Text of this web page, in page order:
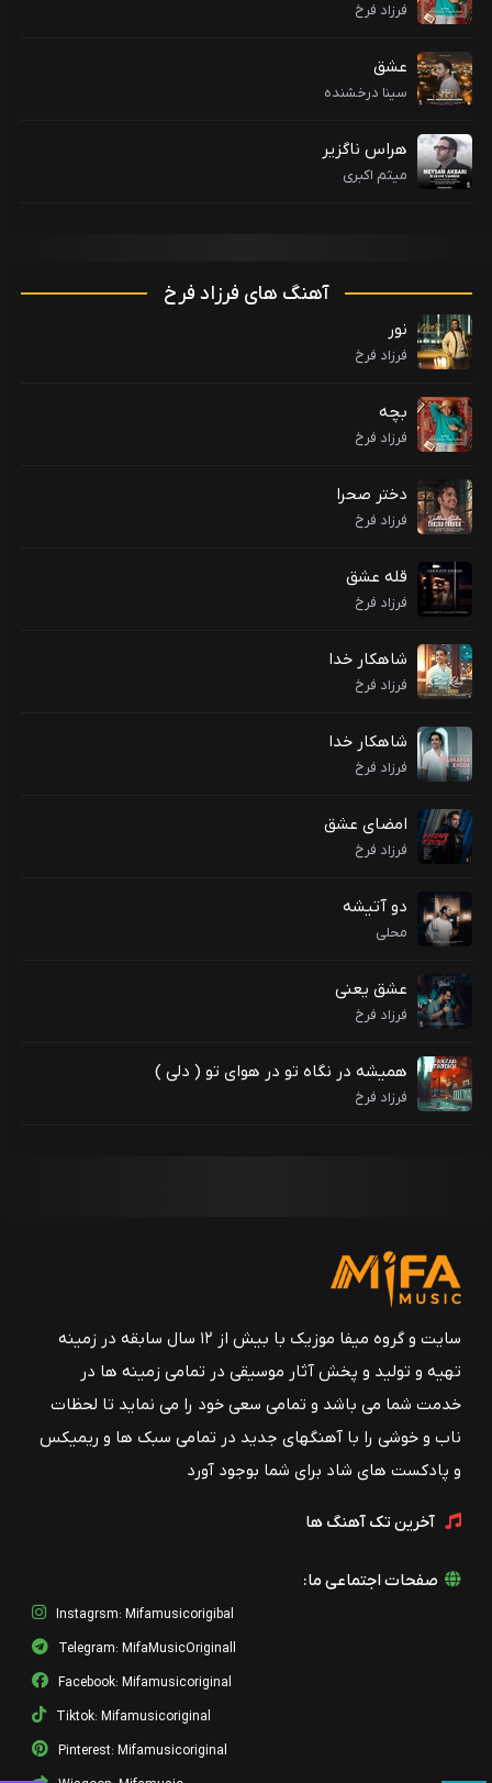
فرزاد فرخ
عشق
سینا درخشنده
هراس ناگزیر
میثم اکبری
آهنگ های فرزاد فرخ
نور
فرزاد فرخ
بچه
فرزاد فرخ
دختر صحرا
فرزاد فرخ
قله عشق
فرزاد فرخ
شاهکار خدا
فرزاد فرخ
شاهکار خدا
فرزاد فرخ
امضای عشق
فرزاد فرخ
دو آتیشه
محلی
عشق یعنی
فرزاد فرخ
همیشه در نگاه تو در هوای تو ( دلی )
فرزاد فرخ
سایت و گروه میفا موزیک با بیش از ۱۲ سال سابقه در زمینه
تهیه و تولید و پخش آثار موسیقی در تمامی زمینه ها در
خدمت شما می باشد و تمامی سعی خود را می نماید تا لحظات
ناب و خوشی را با آهنگهای جدید در تمامی سبک ها و ریمیکس
و پادکست های شاد برای شما بوجود آورد
آخرین تک آهنگ ها
صفحات اجتماعی ما:
Instagrsm: Mifamusicorigibal
Telegram: MifaMusicOriginall
Facebook: Mifamusicoriginal
Tiktok: Mifamusicoriginal
Pinterest: Mifamusicoriginal